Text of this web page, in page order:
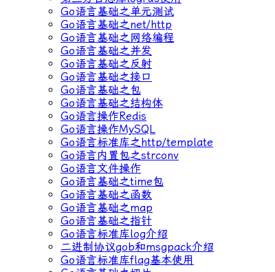
Go语言基础之单元测试
Go语言基础之net/http
Go语言基础之网络编程
Go语言基础之并发
Go语言基础之反射
Go语言基础之接口
Go语言基础之包
Go语言基础之结构体
Go语言操作Redis
Go语言操作MySQL
Go语言标准库之http/template
Go语言内置包之strconv
Go语言文件操作
Go语言基础之time包
Go语言基础之函数
Go语言基础之map
Go语言基础之指针
Go语言标准库log介绍
二进制协议gob和msgpack介绍
Go语言标准库flag基本使用